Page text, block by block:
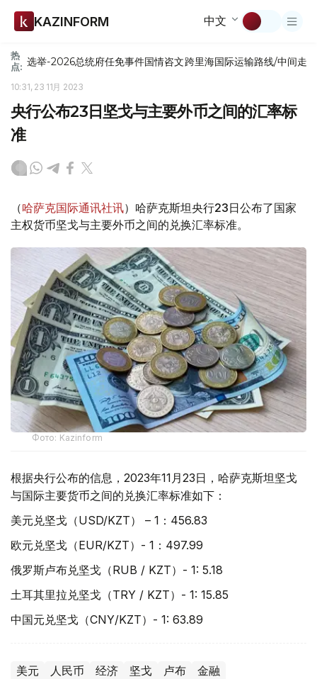
KAZINFORM 中文
热
点: 选举-2026总统府任免事件国情咨文跨里海国际运输路线/中间走廊
10:31, 23 11月 2023
央行公布23日坚戈与主要外币之间的汇率标
准
（哈萨克国际通讯社讯）哈萨克斯坦央行23日公布了国家
主权货币坚戈与主要外币之间的兑换汇率标准。
Фото: Kazinform
根据央行公布的信息，2023年11月23日，哈萨克斯坦坚戈
与国际主要货币之间的兑换汇率标准如下：
美元兑坚戈（USD/KZT） – 1：456.83
欧元兑坚戈（EUR/KZT）- 1：497.99
俄罗斯卢布兑坚戈（RUB / KZT）- 1: 5.18
土耳其里拉兑坚戈（TRY / KZT）- 1: 15.85
中国元兑坚戈（CNY/KZT）- 1: 63.89
美元 人民币 经济 坚戈 卢布 金融